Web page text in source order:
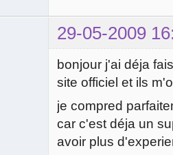
29-05-2009
bonjour j'ai déja
site officiel et ils
je compred
car c'est déja un
avoir plus